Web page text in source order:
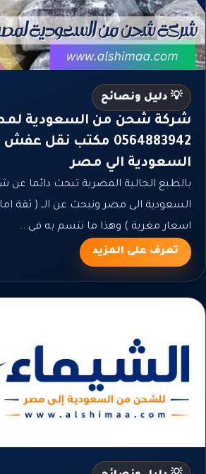
💡 دليل ونصائح
شركة شحن من السعودية
0564883942 مكتب نقل
السعودية الي مصر
بالطبع الجالية المصرية تبحث دائما
السعودية الى مصر ونبحث عن الــ ( ثقة
اسعار مغرية ) وهذا ما نتسم به فى...
تعرف على المزيد